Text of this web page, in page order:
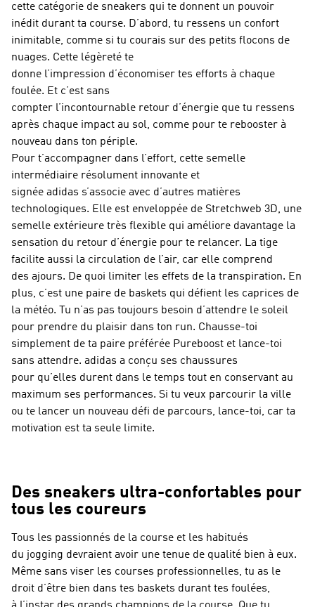
cette catégorie de sneakers qui te donnent un pouvoir
inédit durant ta course. D’abord, tu ressens un confort
inimitable, comme si tu courais sur des petits flocons de
nuages. Cette légèreté te
donne l’impression d’économiser tes efforts à chaque
foulée. Et c’est sans
compter l’incontournable retour d’énergie que tu ressens
après chaque impact au sol, comme pour te rebooster à
nouveau dans ton périple.
Pour t’accompagner dans l’effort, cette semelle
intermédiaire résolument innovante et
signée adidas s’associe avec d’autres matières
technologiques. Elle est enveloppée de Stretchweb 3D, une
semelle extérieure très flexible qui améliore davantage la
sensation du retour d’énergie pour te relancer. La tige
facilite aussi la circulation de l’air, car elle comprend
des ajours. De quoi limiter les effets de la transpiration. En
plus, c’est une paire de baskets qui défient les caprices de
la météo. Tu n’as pas toujours besoin d’attendre le soleil
pour prendre du plaisir dans ton run. Chausse-toi
simplement de ta paire préférée Pureboost et lance-toi
sans attendre. adidas a conçu ses chaussures
pour qu’elles durent dans le temps tout en conservant au
maximum ses performances. Si tu veux parcourir la ville
ou te lancer un nouveau défi de parcours, lance-toi, car ta
motivation est ta seule limite.
Des sneakers ultra-confortables pour
tous les coureurs
Tous les passionnés de la course et les habitués
du jogging devraient avoir une tenue de qualité bien à eux.
Même sans viser les courses professionnelles, tu as le
droit d’être bien dans tes baskets durant tes foulées,